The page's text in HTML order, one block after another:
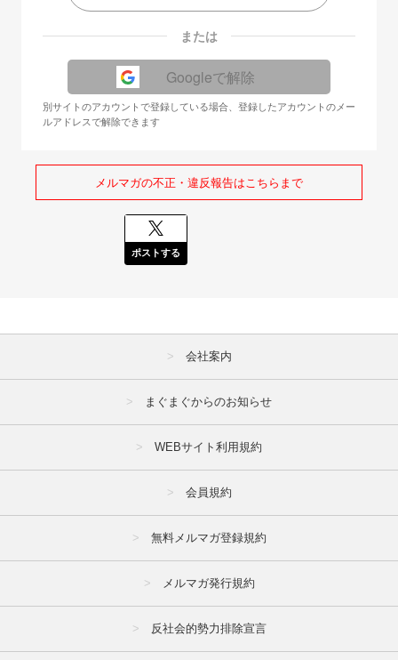
または
Googleで解除
別サイトのアカウントで登録している場合、登録したアカウントのメー
ルアドレスで解除できます
メルマガの不正・違反報告はこちらまで
ポストする
会社案内
まぐまぐからのお知らせ
WEBサイト利用規約
会員規約
無料メルマガ登録規約
メルマガ発行規約
反社会的勢力排除宣言